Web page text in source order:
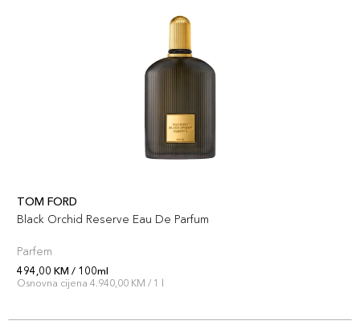
TOM FORD
Black Orchid Reserve Eau De Parfum
Parfem
494,00 KM / 100ml
Osnovna cijena 4.940,00 KM / 1 l